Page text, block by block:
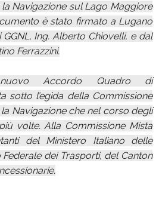
Navigazione sul Lago Maggiore
è stato firmato a Lugano
Ing. Alberto Chiovelli, e dal
Ferrazzini.
nuovo Accordo Quadro di
sotto l’egida della Commissione
Navigazione che nel corso degli
volte. Alla Commissione Mista
del Ministero Italiano delle
dei Trasporti, del Canton